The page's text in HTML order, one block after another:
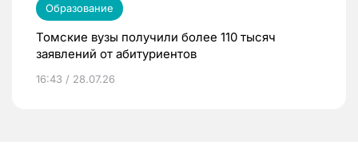
Образование
Томские вузы получили более 110 тысяч
заявлений от абитуриентов
16:43 / 28.07.26